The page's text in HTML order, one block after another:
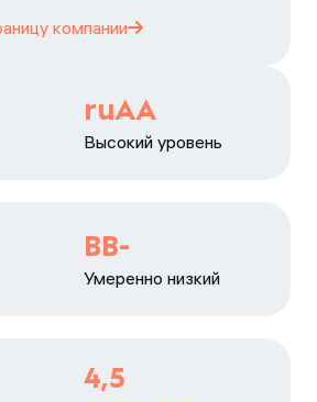
компании
ruAA
Высокий уровень
BB-
Умеренно низкий
4,5